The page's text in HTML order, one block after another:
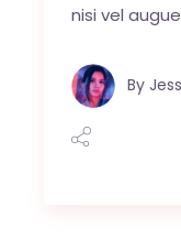
nisi vel
By